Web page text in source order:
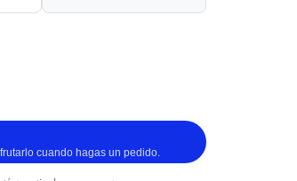
cuando hagas un pedido.